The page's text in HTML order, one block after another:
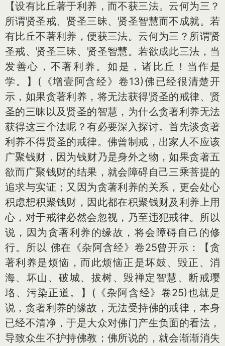
【设有比丘著于利养，而不获三法。云何为三？
所谓贤圣戒、贤圣三昧、贤圣智慧而不成就。若
有比丘不著利养，便获三法。云何为三？所谓贤
圣戒、贤圣三昧、贤圣智慧。若欲成此三法，当
发善心，不著利养。如是，诸比丘！当作是
学。】(《增壹阿含经》卷13)佛已经很清楚开
示，如果贪著利养，将无法获得贤圣的戒律、贤
圣的三昧以及贤圣的智慧，为什么贪著利养无法
获得这三个法呢？有必要深入探讨。首先谈贪著
利养不得贤圣的戒律。佛曾制戒，出家人不应该
广聚钱财，因为钱财乃是身外之物，如果贪著五
欲而广聚钱财的结果，就会障碍自己三乘菩提的
追求与实证；又因为贪著利养的关系，更会处心
积虑想积聚钱财，因此都在积聚钱财及利养上用
心，对于戒律必然会忽视，乃至违犯戒律。所以
说，因为贪著利养的缘故，将会障碍自己的修
行。所以 佛在《杂阿含经》卷25曾开示：【贪
著利养是烦恼，而此烦恼正是坏鼓、毁正、消
海、坏山、破城、拔树、毁禅定智慧、断戒璎
珞、污染正道。】(《杂阿含经》卷25)也就是
说，贪著利养的缘故，无法受持佛的戒律，本身
已经不清净，于是大众对佛门产生负面的看法，
导致众生不护持佛教；佛所说的，就会渐渐消失